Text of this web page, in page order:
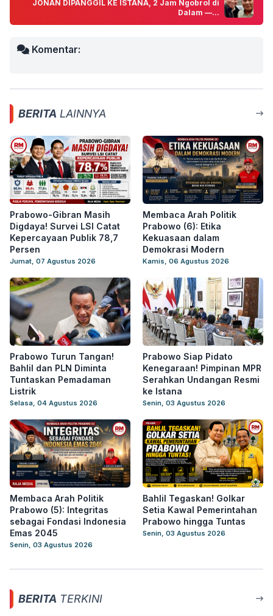
JONAN DIPANGGIL KE ISTANA, 2 Jam Ngobrol di
Dalam —...
Komentar:
BERITA LAINNYA
Prabowo-Gibran Masih
Digdaya! Survei LSI Catat
Kepercayaan Publik 78,7
Persen
Jumat, 07 Agustus 2026
Membaca Arah Politik
Prabowo (6): Etika
Kekuasaan dalam
Demokrasi Modern
Kamis, 06 Agustus 2026
Prabowo Turun Tangan!
Bahlil dan PLN Diminta
Tuntaskan Pemadaman
Listrik
Selasa, 04 Agustus 2026
Prabowo Siap Pidato
Kenegaraan! Pimpinan MPR
Serahkan Undangan Resmi
ke Istana
Senin, 03 Agustus 2026
Membaca Arah Politik
Prabowo (5): Integritas
sebagai Fondasi Indonesia
Emas 2045
Senin, 03 Agustus 2026
Bahlil Tegaskan! Golkar
Setia Kawal Pemerintahan
Prabowo hingga Tuntas
Senin, 03 Agustus 2026
BERITA TERKINI